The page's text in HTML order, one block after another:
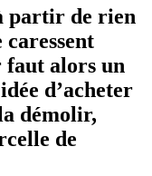
partir de rien
faut alors un
d’acheter
démolir,
de